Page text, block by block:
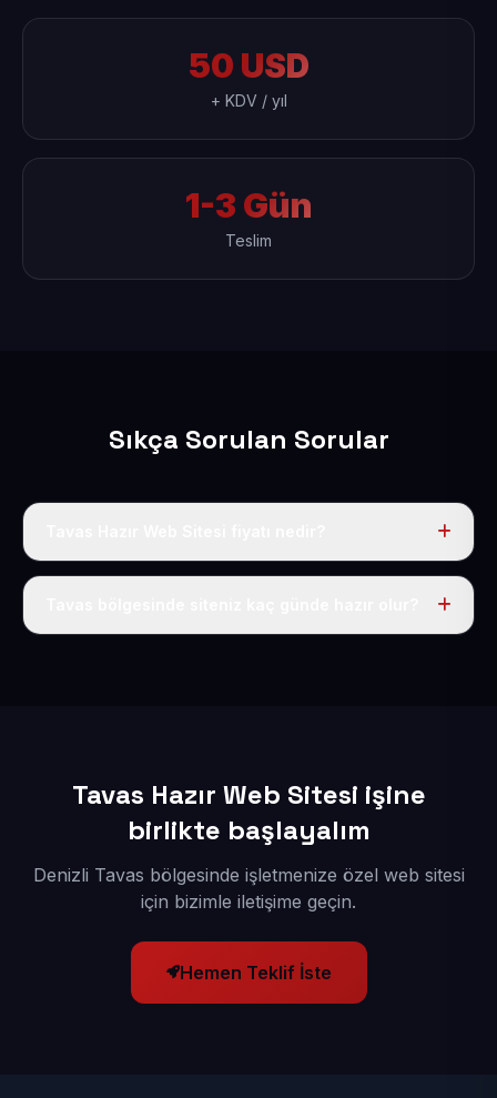
50 USD
+ KDV / yıl
1-3 Gün
Teslim
Sıkça Sorulan Sorular
Tek fiyat uygulanır: yıllık 50 USD + KDV. Bu bedele alan
Tavas Hazır Web Sitesi işine
birlikte başlayalım
Denizli Tavas bölgesinde işletmenize özel web sitesi
için bizimle iletişime geçin.
Hemen Teklif İste